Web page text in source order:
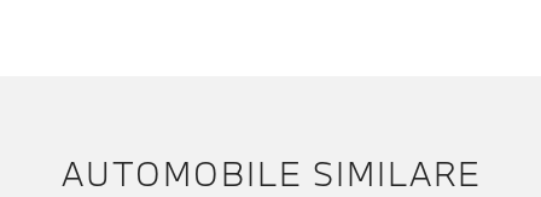
AUTOMOBILE SIMILARE